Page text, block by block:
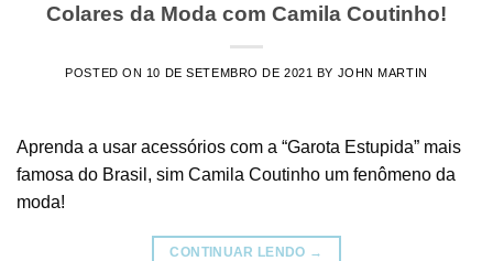
Colares da Moda com Camila Coutinho!
POSTED ON 10 DE SETEMBRO DE 2021 BY JOHN MARTIN
Aprenda a usar acessórios com a “Garota Estupida” mais
famosa do Brasil, sim Camila Coutinho um fenômeno da
moda!
CONTINUAR LENDO →